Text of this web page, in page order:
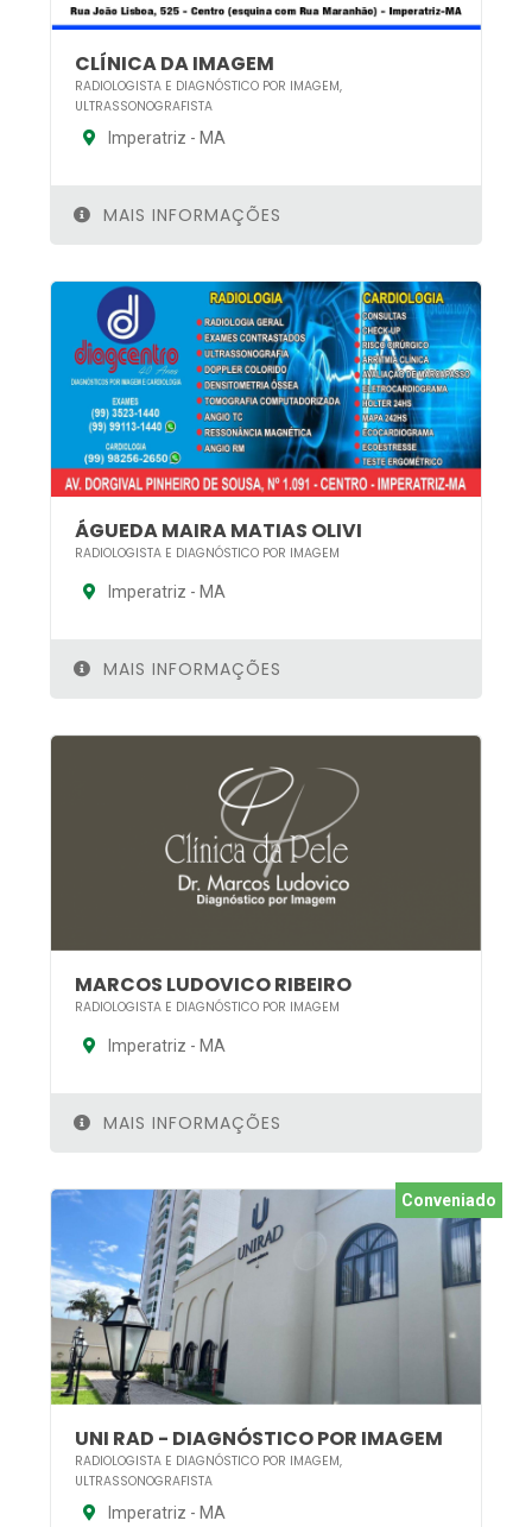
CLÍNICA DA IMAGEM
RADIOLOGISTA E DIAGNÓSTICO POR IMAGEM,
ULTRASSONOGRAFISTA
Imperatriz - MA
MAIS INFORMAÇÕES
ÁGUEDA MAIRA MATIAS OLIVI
RADIOLOGISTA E DIAGNÓSTICO POR IMAGEM
Imperatriz - MA
MAIS INFORMAÇÕES
MARCOS LUDOVICO RIBEIRO
RADIOLOGISTA E DIAGNÓSTICO POR IMAGEM
Imperatriz - MA
MAIS INFORMAÇÕES
UNI RAD - DIAGNÓSTICO POR IMAGEM
RADIOLOGISTA E DIAGNÓSTICO POR IMAGEM,
ULTRASSONOGRAFISTA
Imperatriz - MA
Conveniado